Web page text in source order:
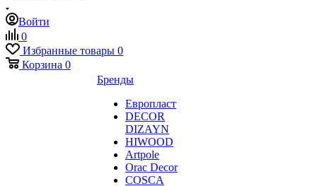
Войти
0
Избранные товары 0
Корзина 0
Бренды
Европласт
DECOR
DIZAYN
HIWOOD
Artpole
Orac Decor
COSCA